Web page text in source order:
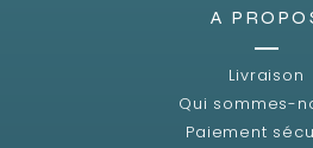
A
Livraison
Qui sommes-
Paiement